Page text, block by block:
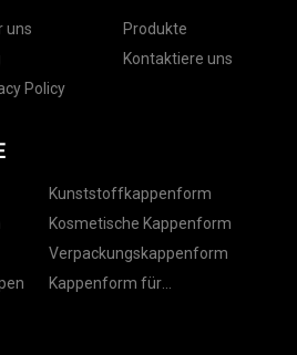
uns
Produkte
Kontaktiere uns
Policy
Kunststoffkappenform
Kosmetische Kappenform
Verpackungskappenform
Kappenform für